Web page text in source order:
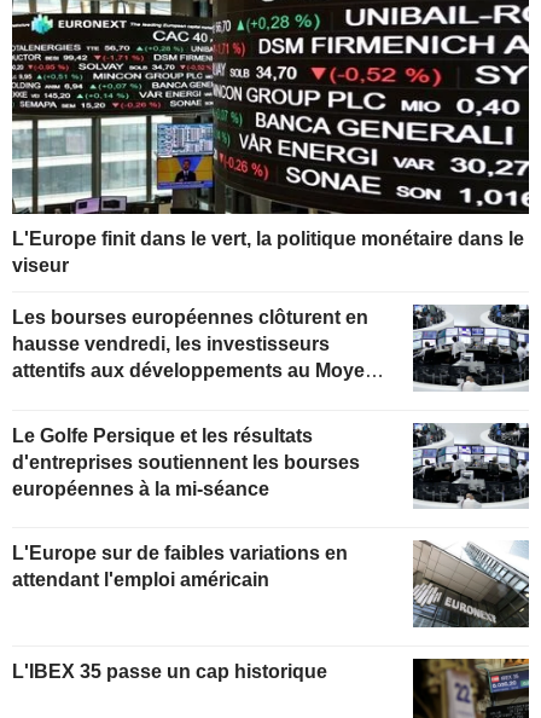
L'Europe finit dans le vert, la politique monétaire dans le
viseur
Les bourses européennes clôturent en
hausse vendredi, les investisseurs
attentifs aux développements au Moyen-
Le Golfe Persique et les résultats
d'entreprises soutiennent les bourses
européennes à la mi-séance
L'Europe sur de faibles variations en
attendant l'emploi américain
L'IBEX 35 passe un cap historique